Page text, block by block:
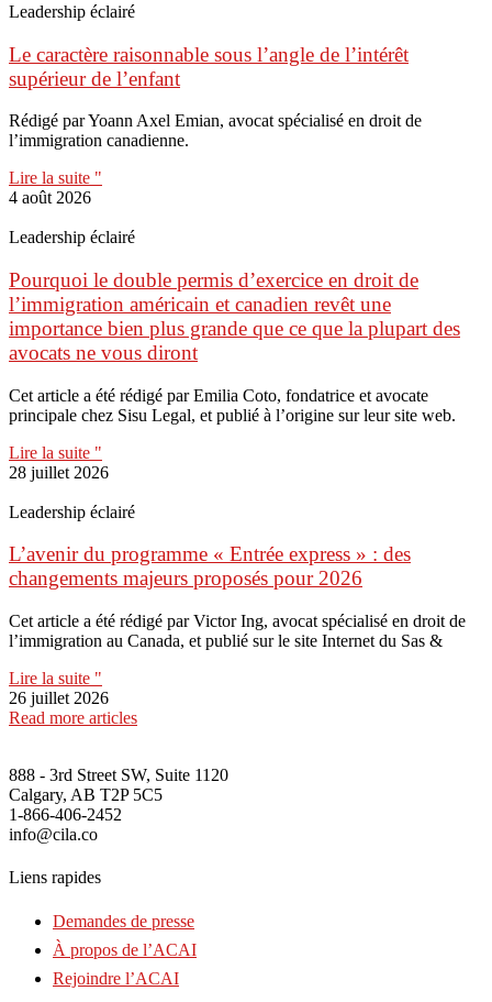
Leadership éclairé
Le caractère raisonnable sous l’angle de l’intérêt
supérieur de l’enfant
Rédigé par Yoann Axel Emian, avocat spécialisé en droit de
l’immigration canadienne.
Lire la suite "
4 août 2026
Leadership éclairé
Pourquoi le double permis d’exercice en droit de
l’immigration américain et canadien revêt une
importance bien plus grande que ce que la plupart des
avocats ne vous diront
Cet article a été rédigé par Emilia Coto, fondatrice et avocate
principale chez Sisu Legal, et publié à l’origine sur leur site web.
Lire la suite "
28 juillet 2026
Leadership éclairé
L’avenir du programme « Entrée express » : des
changements majeurs proposés pour 2026
Cet article a été rédigé par Victor Ing, avocat spécialisé en droit de
l’immigration au Canada, et publié sur le site Internet du Sas &
Lire la suite "
26 juillet 2026
Read more articles
888 - 3rd Street SW, Suite 1120
Calgary, AB T2P 5C5
1-866-406-2452
info@cila.co
Liens rapides
Demandes de presse
À propos de l’ACAI
Rejoindre l’ACAI